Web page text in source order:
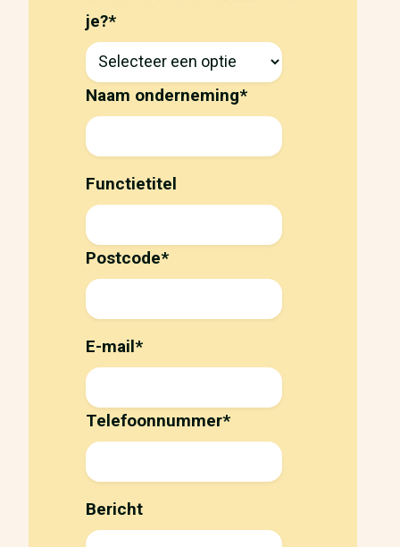
je?*
Naam onderneming*
Functietitel
Postcode*
E-mail*
Telefoonnummer*
Bericht